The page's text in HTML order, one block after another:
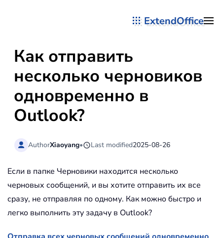
ExtendOffice
Как отправить
несколько черновиков
одновременно в
Outlook?
AuthorXiaoyang• Last modified2025-08-26
Если в папке Черновики находится несколько
черновых сообщений, и вы хотите отправить их все
сразу, не отправляя по одному. Как можно быстро и
легко выполнить эту задачу в Outlook?